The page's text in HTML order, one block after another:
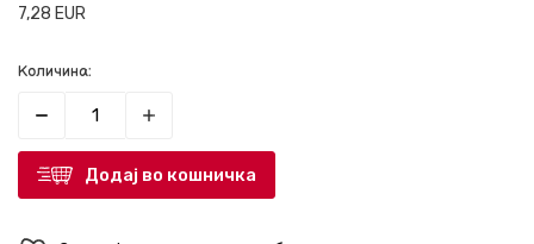
7,28 EUR
Количина:
Додај во кошничка